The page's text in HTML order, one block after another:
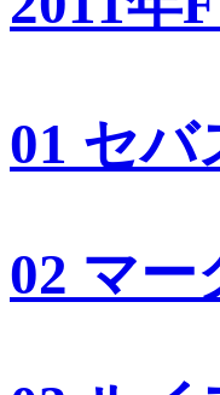
01 セ
02 マー